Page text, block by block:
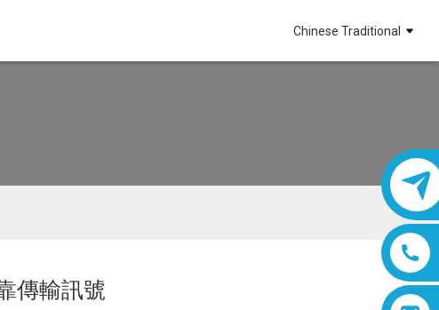
Chinese Traditional
傳輸訊號